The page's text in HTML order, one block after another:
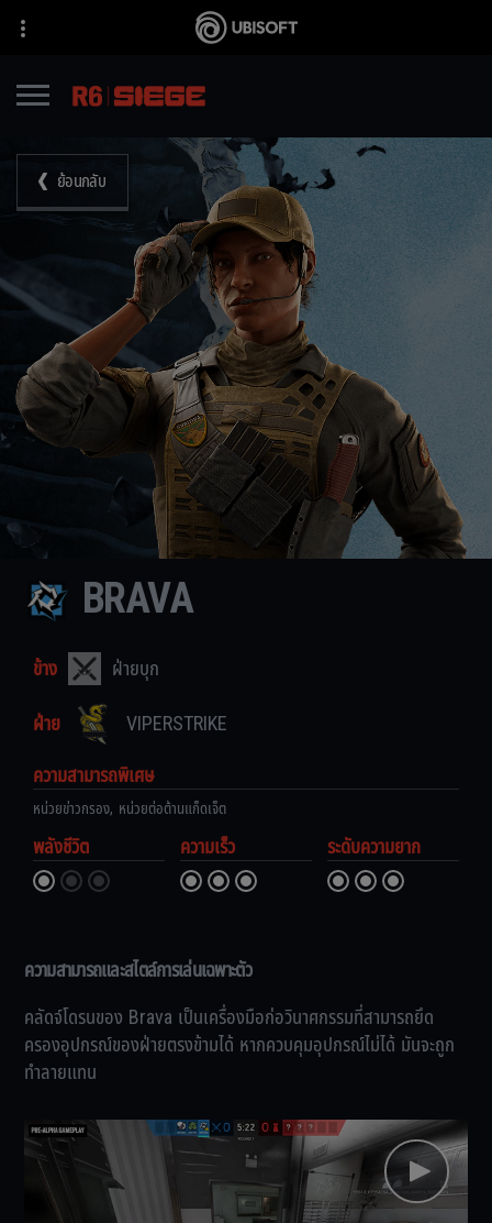
ย้อนกลับ
BRAVA
ข้าง
ฝ่ายบุก
ฝ่าย
VIPERSTRIKE
ความสามารถพิเศษ
หน่วยข่าวกรอง, หน่วยต่อต้านแก็ดเจ็ต
พลังชีวิต ความเร็ว ระดับความยาก
ความสามารถและสไตล์การเล่นเฉพาะตัว
คลัดจ์โดรนของ Brava เป็นเครื่องมือก่อวินาศกรรมที่สามารถยึด
ครองอุปกรณ์ของฝ่ายตรงข้ามได้ หากควบคุมอุปกรณ์ไม่ได้ มันจะถูก
ทำลายแทน